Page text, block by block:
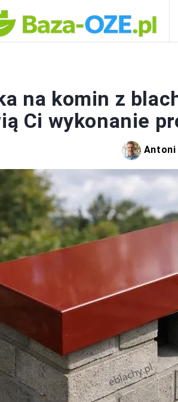
na komin z
Ci wykonanie
Antoni